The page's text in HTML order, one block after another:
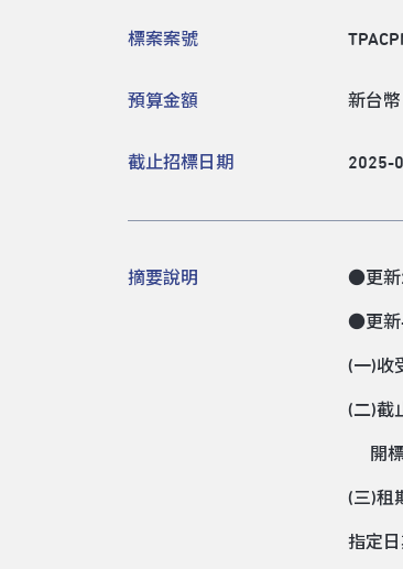
標案案號
預算金額 新台
截止招標日期 2025-
摘要說明 ●更新
●更新
(一)收
(二)截
開標
(三)租
指定